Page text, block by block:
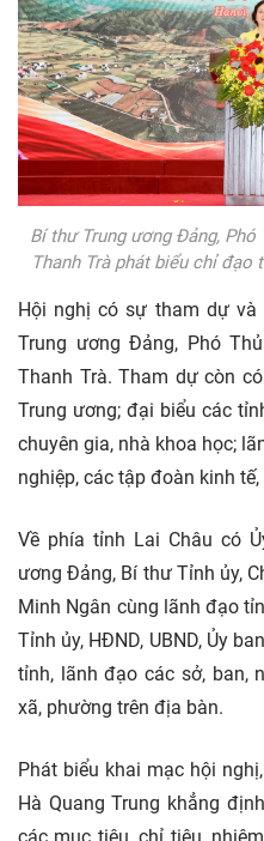
Bí thư Trung ương Đảng,
Thanh Trà phát biểu chỉ đạo
Hội nghị có sự tham dự
Trung ương Đảng, Phó
Thanh Trà. Tham dự còn
Trung ương; đại biểu các
chuyên gia, nhà khoa học;
nghiệp, các tập đoàn kinh
Về phía tỉnh Lai Châu có
ương Đảng, Bí thư Tỉnh ủy,
Minh Ngân cùng lãnh đạo
Tỉnh ủy, HĐND, UBND, Ủy
tỉnh, lãnh đạo các sở, ban,
xã, phường trên địa bàn.
Phát biểu khai mạc hội
Hà Quang Trung khẳng
các mục tiêu, chỉ tiêu,